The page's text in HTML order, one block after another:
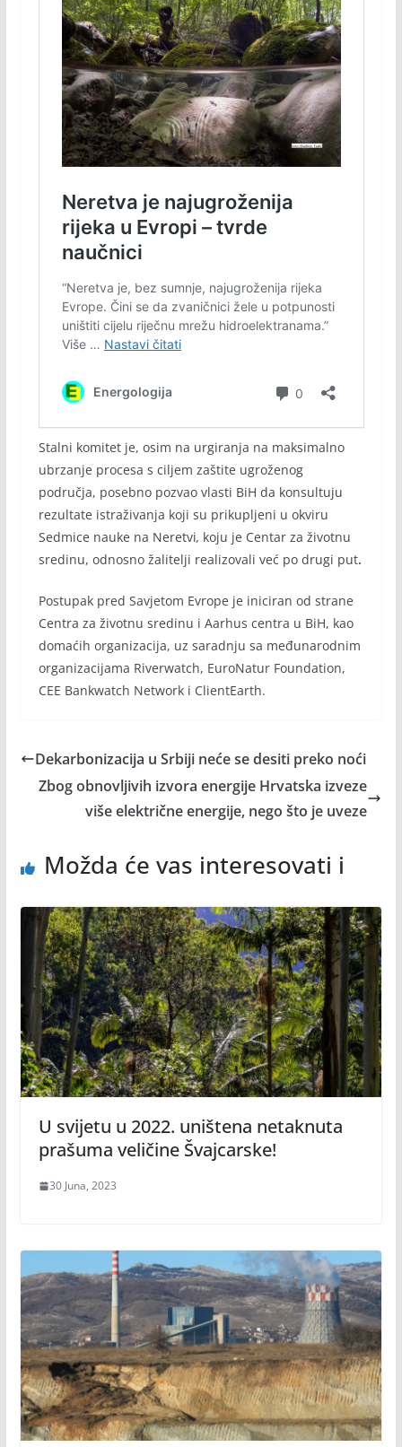
Stalni komitet je, osim na urgiranja na maksimalno
ubrzanje procesa s ciljem zaštite ugroženog
područja, posebno pozvao vlasti BiH da konsultuju
rezultate istraživanja koji su prikupljeni u okviru
Sedmice nauke na Neretvi, koju je Centar za životnu
sredinu, odnosno žalitelji realizovali već po drugi put.
Postupak pred Savjetom Evrope je iniciran od strane
Centra za životnu sredinu i Aarhus centra u BiH, kao
domaćih organizacija, uz saradnju sa međunarodnim
organizacijama Riverwatch, EuroNatur Foundation,
CEE Bankwatch Network i ClientEarth.
Dekarbonizacija u Srbiji neće se desiti preko noći
Zbog obnovljivih izvora energije Hrvatska izveze
više električne energije, nego što je uveze
Možda će vas interesovati i
U svijetu u 2022. uništena netaknuta
prašuma veličine Švajcarske!
30 Juna, 2023